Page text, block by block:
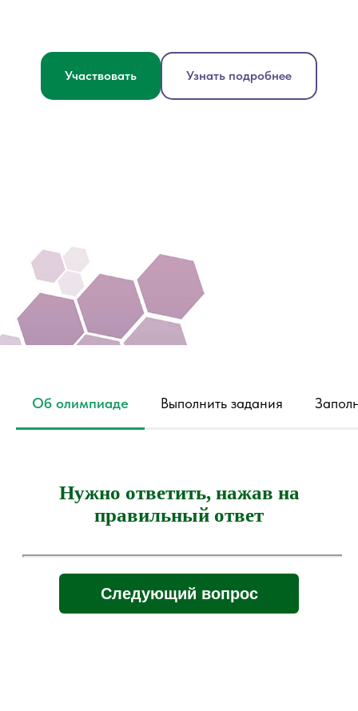
Участвовать Узнать подробнее
Об олимпиаде Выполнить задания